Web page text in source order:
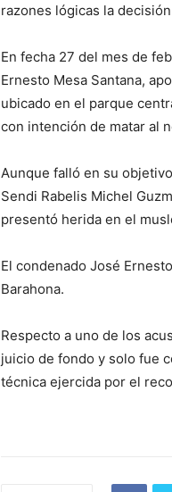
razones lógicas la
En fecha 27 del mes de
Ernesto Mesa Santana,
ubicado en el parque
con intención de matar al
Aunque falló en su
Sendi Rabelis Michel
presentó herida en el
El condenado José
Barahona.
Respecto a uno de los
juicio de fondo y solo fue
técnica ejercida por el